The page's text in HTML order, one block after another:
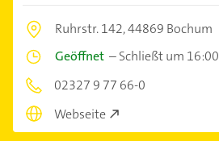
Ruhrstr. 142,44869 Bochum
Geöffnet –Schließt um 16:00
02327 9 77 66-0
Webseite